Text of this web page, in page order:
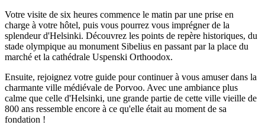
Votre visite de six heures commence le matin par une prise en
charge à votre hôtel, puis vous pourrez vous imprégner de la
splendeur d'Helsinki. Découvrez les points de repère historiques, du
stade olympique au monument Sibelius en passant par la place du
marché et la cathédrale Uspenski Orthoodox.
Ensuite, rejoignez votre guide pour continuer à vous amuser dans la
charmante ville médiévale de Porvoo. Avec une ambiance plus
calme que celle d'Helsinki, une grande partie de cette ville vieille de
800 ans ressemble encore à ce qu'elle était au moment de sa
fondation !